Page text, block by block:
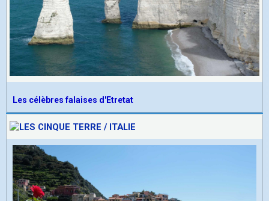
Les célèbres falaises d'Etretat